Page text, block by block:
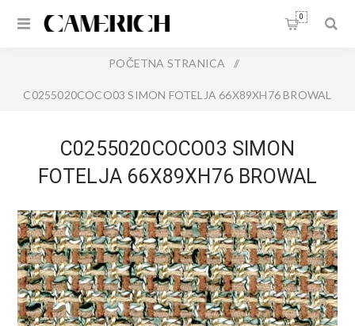
0
POČETNA STRANICA /
C0255020COCO03 SIMON FOTELJA 66X89XH76 BROWAL
C0255020COCO03 SIMON
FOTELJA 66X89XH76 BROWAL
COCO03